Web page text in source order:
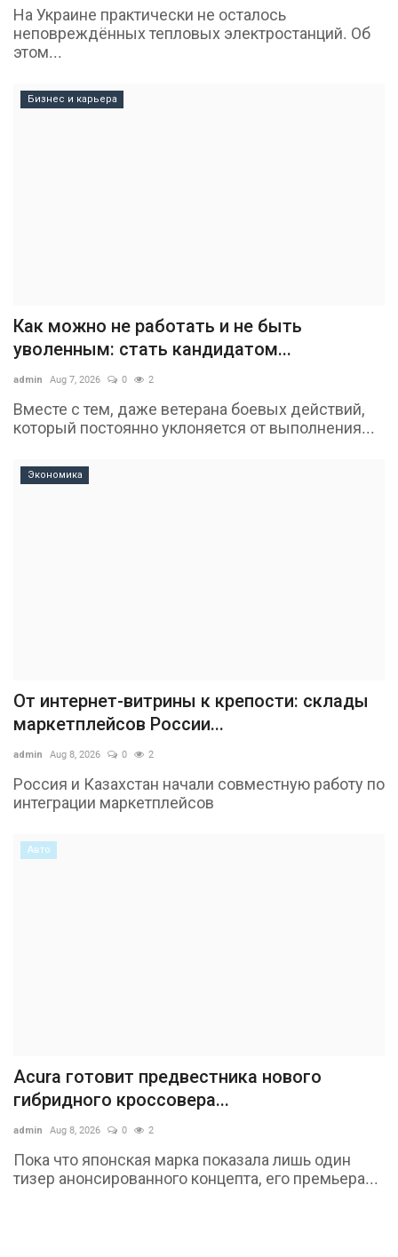
На Украине практически не осталось
неповреждённых тепловых электростанций. Об
этом...
Бизнес и карьера
Как можно не работать и не быть
уволенным: стать кандидатом...
admin Aug 7, 2026 0 2
Вместе с тем, даже ветерана боевых действий,
который постоянно уклоняется от выполнения...
Экономика
От интернет-витрины к крепости: склады
маркетплейсов России...
admin Aug 8, 2026 0 2
Россия и Казахстан начали совместную работу по
интеграции маркетплейсов
Авто
Acura готовит предвестника нового
гибридного кроссовера...
admin Aug 8, 2026 0 2
Пока что японская марка показала лишь один
тизер анонсированного концепта, его премьера...